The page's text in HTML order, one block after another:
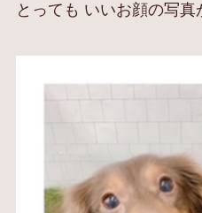
とっても いいお顔の写真